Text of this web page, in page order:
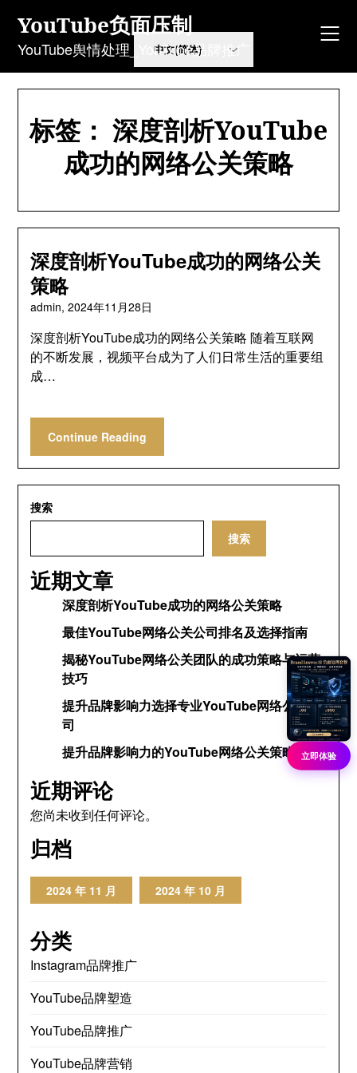
content
YouTube负面压制
YouTube舆情处理_YouTube品牌推广
标签： 深度剖析YouTube
成功的网络公关策略
深度剖析YouTube成功的网络公关
策略
admin,2024年11月28日
深度剖析YouTube成功的网络公关策略 随着互联网
的不断发展，视频平台成为了人们日常生活的重要组
成…
Continue Reading
搜索
搜索
近期文章
深度剖析YouTube成功的网络公关策略
最佳YouTube网络公关公司排名及选择指南
揭秘YouTube网络公关团队的成功策略与运营
技巧
提升品牌影响力选择专业YouTube网络公关公
司
提升品牌影响力的YouTube网络公关策略
近期评论
您尚未收到任何评论。
归档
2024 年 11 月 2024 年 10 月
分类
Instagram品牌推广
YouTube品牌塑造
YouTube品牌推广
YouTube品牌营销
立即体验